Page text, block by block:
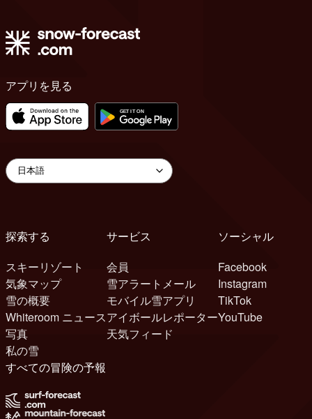
アプリを見る
探索する
スキーリゾート
気象マップ
雪の概要
Whiteroom ニュース
写真
私の雪
サービス
会員
雪アラートメール
モバイル雪アプリ
アイボールレポーター
天気フィード
ソーシャル
Facebook
Instagram
TikTok
YouTube
すべての冒険の予報